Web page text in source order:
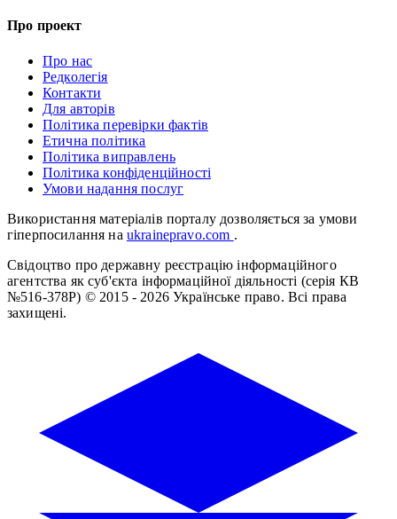
Про проект
Про нас
Редколегія
Контакти
Для авторів
Політика перевірки фактів
Етична політика
Політика виправлень
Політика конфіденційності
Умови надання послуг
Використання матеріалів порталу дозволяється за умови
гіперпосилання на ukrainepravo.com .
Свідоцтво про державну реєстрацію інформаційного
агентства як суб'єкта інформаційної діяльності (серія КВ
№516-378Р) © 2015 - 2026 Українське право. Всі права
захищені.